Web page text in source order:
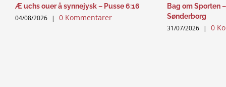
Æ uchs ouer å synnejysk – Pusse 6:16
04/08/2026 | 0 Kommentarer
Bag om Sporten
Sønderborg
31/07/2026 | 0